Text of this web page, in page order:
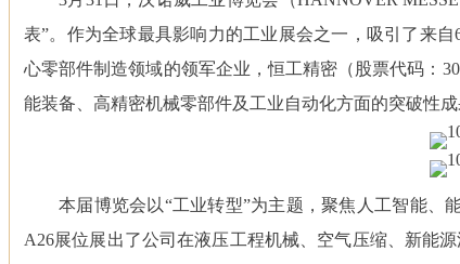
表”。作为全球最具影响力的工业展会之一，吸引了来
心零部件制造领域的领军企业，恒工精密（股票代码：
能装备、高精密机械零部件及工业自动化方面的突破性成
本届博览会以“工业转型”为主题，聚焦人工智能、
A26展位展出了公司在液压工程机械、空气压缩、新能